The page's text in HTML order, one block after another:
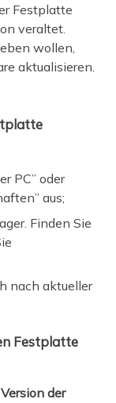
Festplatte
veraltet.
wollen,
aktualisieren.
PC” oder
aus;
Finden Sie
nach aktueller
Festplatte
der